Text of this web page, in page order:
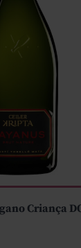
Criança